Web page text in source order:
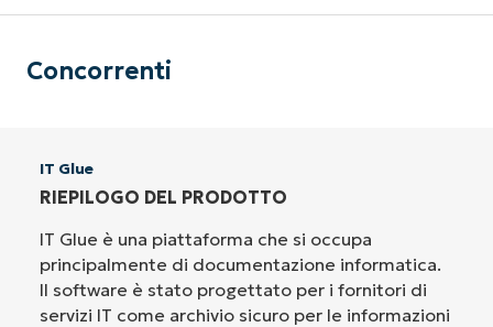
Concorrenti
IT Glue
RIEPILOGO DEL PRODOTTO
IT Glue è una piattaforma che si occupa
principalmente di documentazione informatica.
Il software è stato progettato per i fornitori di
servizi IT come archivio sicuro per le informazioni